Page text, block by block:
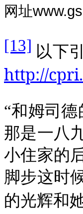
网址
[13] 以下
http://
“和姆司
那是一八
小住家的
脚步这时
的光辉和